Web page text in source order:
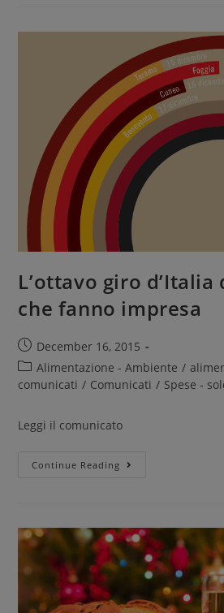
L’ottavo giro
che fanno impresa
December 16, 2015
Alimentazione - Ambiente /
comunicati / Comunicati / Spese -
Leggi il comunicato
Continue Reading